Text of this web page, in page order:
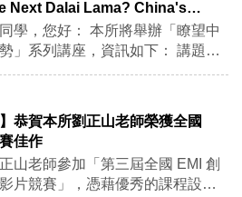
Next Dalai Lama? China's
Narrative of Control over
Selection
本所將舉辦「瞭望中
系列講座，資訊如下： 講題：
Narrative of Control over
講人：Allen Carlson
of Cornell University) 時
5日（三）14:00-16:00 地點：
SS 3004-2） 語言：英語 活
】恭賀本所劉正山老師榮獲全國
佳作
山老師參加「第三屆全國 EMI 創
片競賽」，憑藉優秀的課程設計